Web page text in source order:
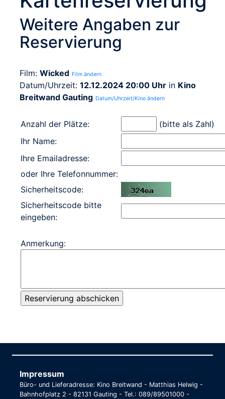
Weitere Angaben zur
Reservierung
Film: Wicked Film ändern
Datum/Uhrzeit: 12.12.2024 20:00 Uhr in Kino
Breitwand Gauting Datum/Uhrzeit/Kino ändern
Anzahl der Plätze:
(bitte als Zahl)
Ihr Name:
Ihre Emailadresse:
oder Ihre Telefonnummer:
Sicherheitscode:
Sicherheitscode bitte
eingeben:
Anmerkung:
Impressum
Büro- und Lieferadresse: Kino Breitwand - Matthias Helwig -
Bahnhofplatz 2 - 82131 Gauting - Tel.: 089/89501000 -